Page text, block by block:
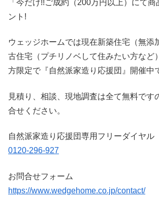
「今だけ!!ご成約（200万円以上）にて
ント!
ウェッジホームでは現在新築住宅（無添
古住宅（プチリノベして住みたい方など
方限定で『自然派家造り応援団』開催中
見積り、相談、現地調査は全て無料です
合せください。
自然派家造り応援団専用フリーダイヤル
0120-296-927
お問合せフォーム
https://www.wedgehome.co.jp/contact/